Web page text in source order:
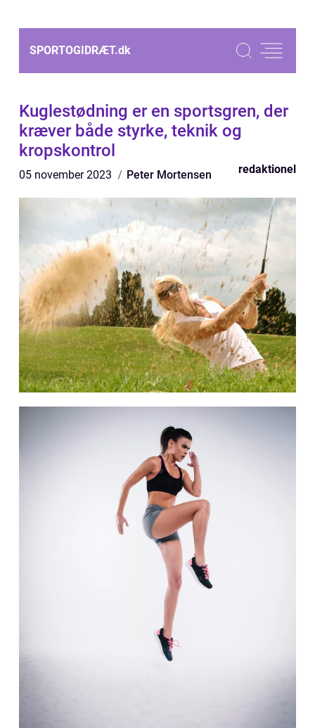
SPORTOGIDRÆT.dk
Kuglestødning er en sportsgren, der
kræver både styrke, teknik og
kropskontrol
05 november 2023 Peter Mortensen redaktionel